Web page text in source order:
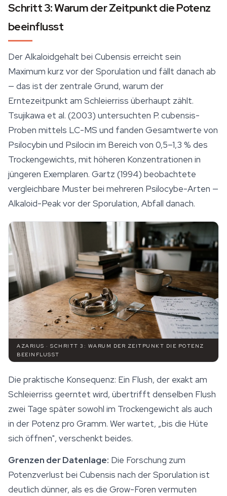
Schritt 3: Warum der Zeitpunkt die Potenz
beeinflusst
Der Alkaloidgehalt bei Cubensis erreicht sein
Maximum kurz vor der Sporulation und fällt danach ab
— das ist der zentrale Grund, warum der
Erntezeitpunkt am Schleierriss überhaupt zählt.
Tsujikawa et al. (2003) untersuchten P. cubensis-
Proben mittels LC-MS und fanden Gesamtwerte von
Psilocybin und Psilocin im Bereich von 0,5–1,3 % des
Trockengewichts, mit höheren Konzentrationen in
jüngeren Exemplaren. Gartz (1994) beobachtete
vergleichbare Muster bei mehreren Psilocybe-Arten —
Alkaloid-Peak vor der Sporulation, Abfall danach.
AZARIUS · SCHRITT 3: WARUM DER ZEITPUNKT DIE POTENZ
BEEINFLUSST
Die praktische Konsequenz: Ein Flush, der exakt am
Schleierriss geerntet wird, übertrifft denselben Flush
zwei Tage später sowohl im Trockengewicht als auch
in der Potenz pro Gramm. Wer wartet, „bis die Hüte
sich öffnen", verschenkt beides.
Grenzen der Datenlage: Die Forschung zum
Potenzverlust bei Cubensis nach der Sporulation ist
deutlich dünner, als es die Grow-Foren vermuten